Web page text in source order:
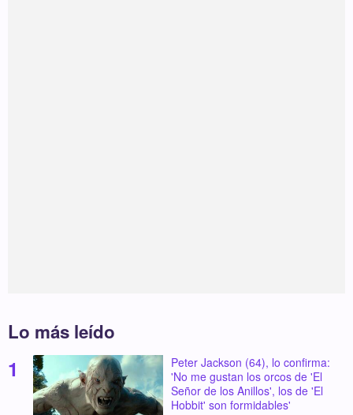
Lo más leído
Peter Jackson (64), lo confirma:
'No me gustan los orcos de 'El
Señor de los Anillos', los de 'El
Hobbit' son formidables'